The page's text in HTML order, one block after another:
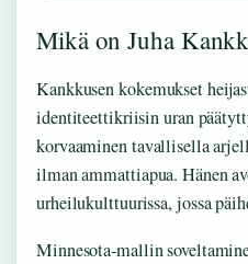
Mikä on Juha
Kankkusen kokemukset
identiteettikriisin uran
korvaaminen tavallisella
ilman ammattiapua. Hänen
urheilukulttuurissa, jossa
Minnesota-mallin